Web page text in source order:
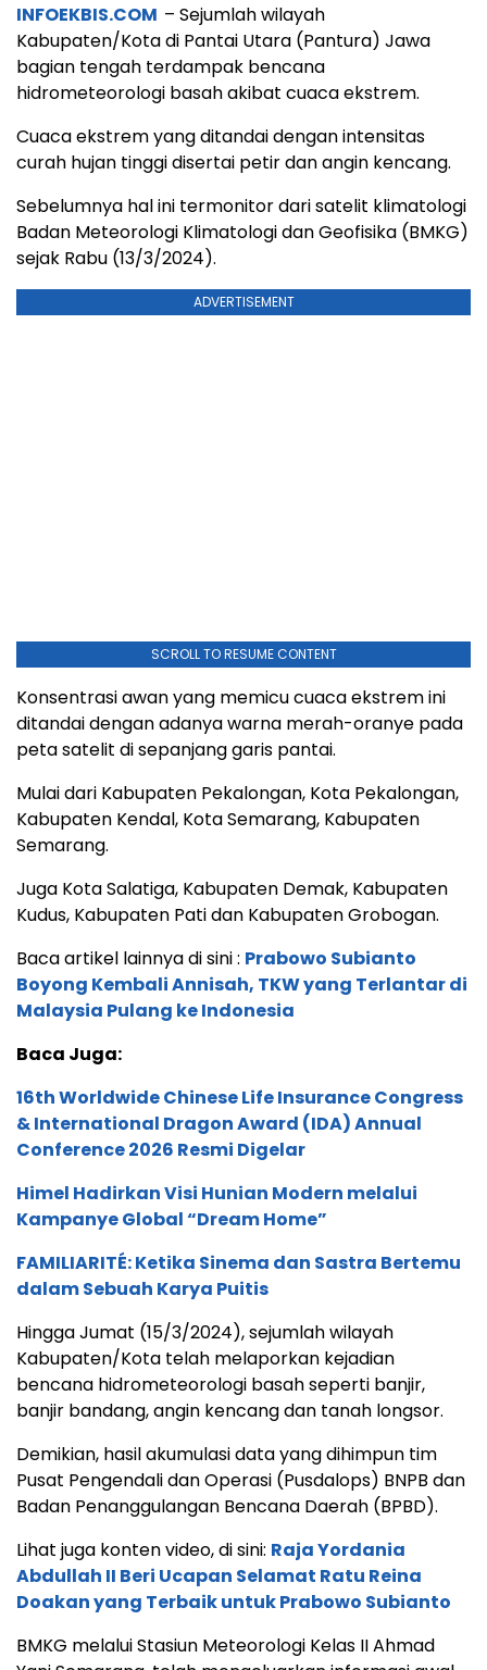
INFOEKBIS.COM – Sejumlah wilayah
Kabupaten/Kota di Pantai Utara (Pantura) Jawa
bagian tengah terdampak bencana
hidrometeorologi basah akibat cuaca ekstrem.
Cuaca ekstrem yang ditandai dengan intensitas
curah hujan tinggi disertai petir dan angin kencang.
Sebelumnya hal ini termonitor dari satelit klimatologi
Badan Meteorologi Klimatologi dan Geofisika (BMKG)
sejak Rabu (13/3/2024).
ADVERTISEMENT
SCROLL TO RESUME CONTENT
Konsentrasi awan yang memicu cuaca ekstrem ini
ditandai dengan adanya warna merah-oranye pada
peta satelit di sepanjang garis pantai.
Mulai dari Kabupaten Pekalongan, Kota Pekalongan,
Kabupaten Kendal, Kota Semarang, Kabupaten
Semarang.
Juga Kota Salatiga, Kabupaten Demak, Kabupaten
Kudus, Kabupaten Pati dan Kabupaten Grobogan.
Baca artikel lainnya di sini : Prabowo Subianto
Boyong Kembali Annisah, TKW yang Terlantar di
Malaysia Pulang ke Indonesia
Baca Juga:
16th Worldwide Chinese Life Insurance Congress
& International Dragon Award (IDA) Annual
Conference 2026 Resmi Digelar
Himel Hadirkan Visi Hunian Modern melalui
Kampanye Global “Dream Home”
FAMILIARITÉ: Ketika Sinema dan Sastra Bertemu
dalam Sebuah Karya Puitis
Hingga Jumat (15/3/2024), sejumlah wilayah
Kabupaten/Kota telah melaporkan kejadian
bencana hidrometeorologi basah seperti banjir,
banjir bandang, angin kencang dan tanah longsor.
Demikian, hasil akumulasi data yang dihimpun tim
Pusat Pengendali dan Operasi (Pusdalops) BNPB dan
Badan Penanggulangan Bencana Daerah (BPBD).
Lihat juga konten video, di sini: Raja Yordania
Abdullah II Beri Ucapan Selamat Ratu Reina
Doakan yang Terbaik untuk Prabowo Subianto
BMKG melalui Stasiun Meteorologi Kelas II Ahmad